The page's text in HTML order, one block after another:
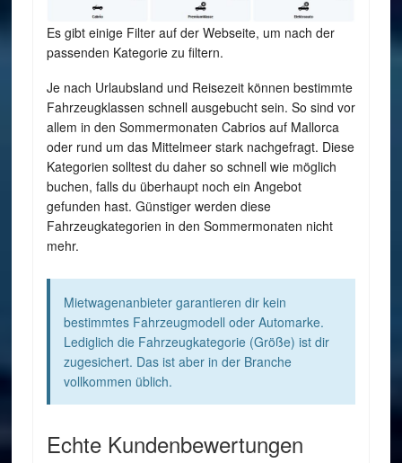
Es gibt einige Filter auf der Webseite, um nach der
passenden Kategorie zu filtern.
Je nach Urlaubsland und Reisezeit können bestimmte
Fahrzeugklassen schnell ausgebucht sein. So sind vor
allem in den Sommermonaten Cabrios auf Mallorca
oder rund um das Mittelmeer stark nachgefragt. Diese
Kategorien solltest du daher so schnell wie möglich
buchen, falls du überhaupt noch ein Angebot
gefunden hast. Günstiger werden diese
Fahrzeugkategorien in den Sommermonaten nicht
mehr.
Mietwagenanbieter garantieren dir kein
bestimmtes Fahrzeugmodell oder Automarke.
Lediglich die Fahrzeugkategorie (Größe) ist dir
zugesichert. Das ist aber in der Branche
vollkommen üblich.
Echte Kundenbewertungen